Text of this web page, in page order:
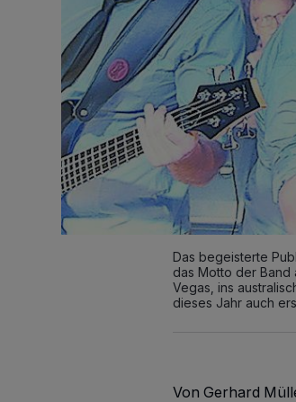
Das begeisterte
das Motto der Band
Vegas, ins
dieses Jahr auch
Von Gerhard